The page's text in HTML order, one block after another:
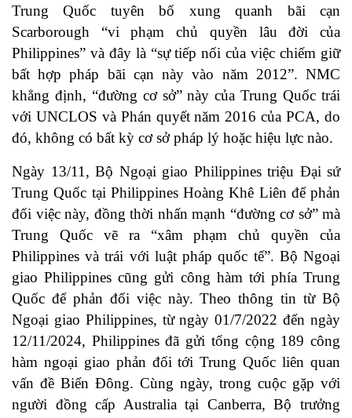
Trung Quốc tuyên bố xung quanh bãi cạn
Scarborough “vi phạm chủ quyền lâu đời của
Philippines” và đây là “sự tiếp nối của việc chiếm giữ
bất hợp pháp bãi cạn này vào năm 2012”. NMC
khẳng định, “đường cơ sở” này của Trung Quốc trái
với UNCLOS và Phán quyết năm 2016 của PCA, do
đó, không có bất kỳ cơ sở pháp lý hoặc hiệu lực nào.
Ngày 13/11, Bộ Ngoại giao Philippines triệu Đại sứ
Trung Quốc tại Philippines Hoàng Khê Liên để phản
đối việc này, đồng thời nhấn mạnh “đường cơ sở” mà
Trung Quốc vẽ ra “xâm phạm chủ quyền của
Philippines và trái với luật pháp quốc tế”. Bộ Ngoại
giao Philippines cũng gửi công hàm tới phía Trung
Quốc để phản đối việc này. Theo thông tin từ Bộ
Ngoại giao Philippines, từ ngày 01/7/2022 đến ngày
12/11/2024, Philippines đã gửi tổng cộng 189 công
hàm ngoại giao phản đối tới Trung Quốc liên quan
vấn đề Biển Đông. Cùng ngày, trong cuộc gặp với
người đồng cấp Australia tại Canberra, Bộ trưởng